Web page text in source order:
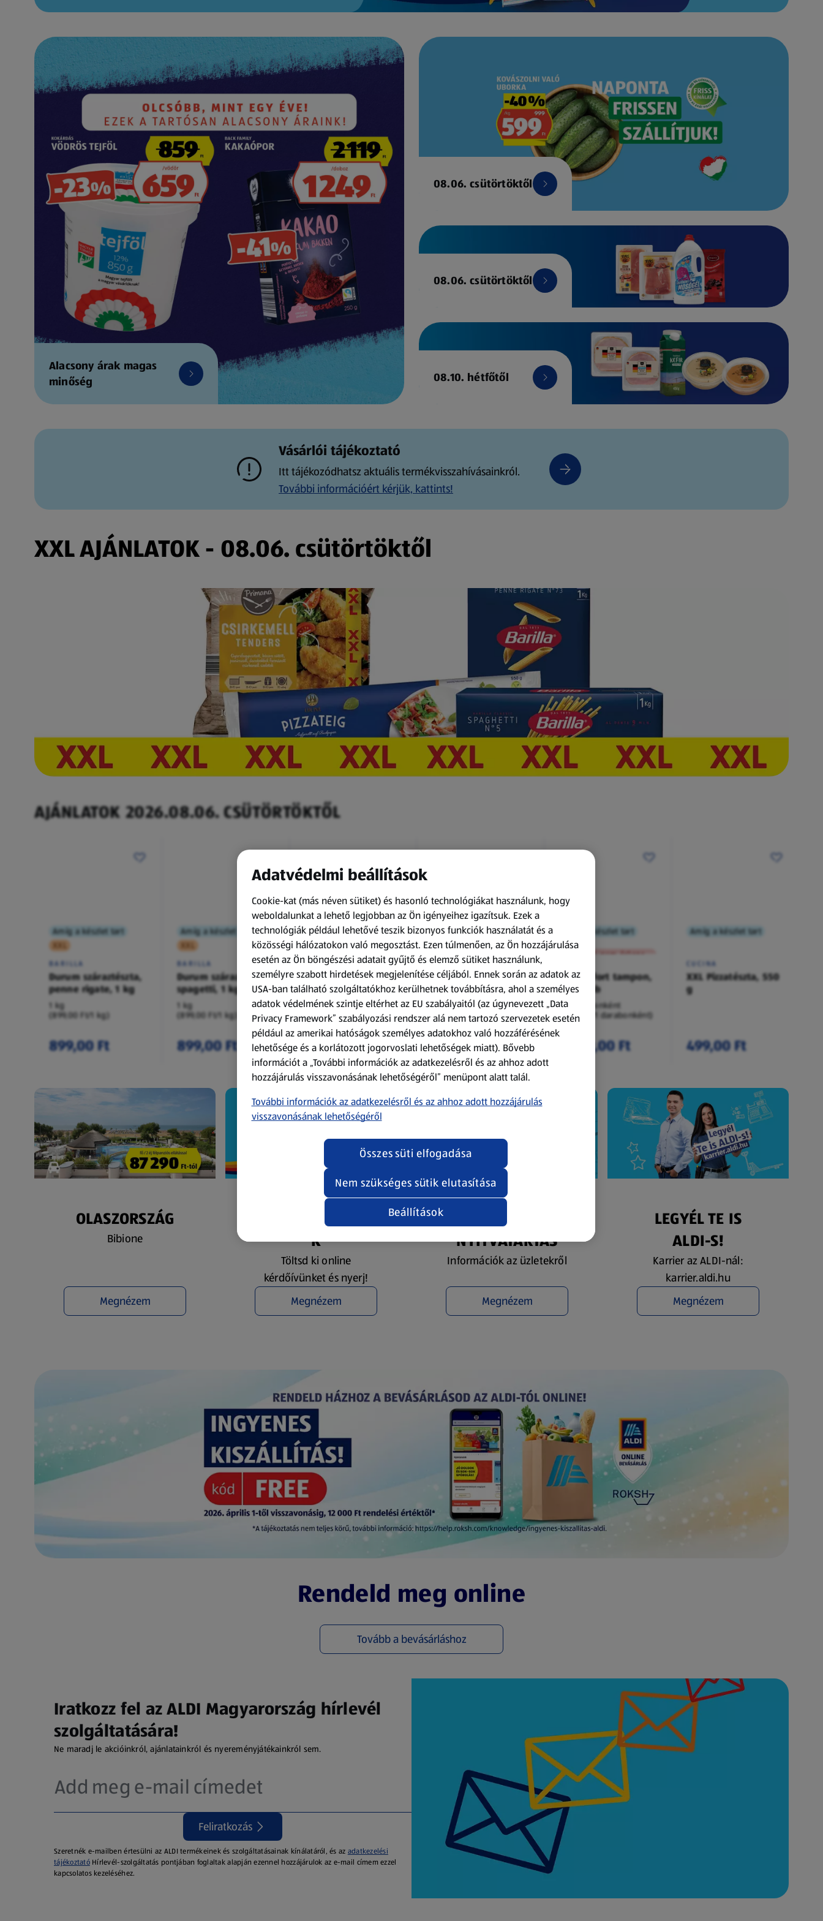
Alacsony árak magas
minőség
08.06. csütörtöktől
08.06. csütörtöktől
08.10. hétfőtől
Vásárlói tájékoztató
Itt tájékozódhatsz aktuális termékvisszahívásainkról.
További információért kérjük, kattints!
XXL AJÁNLATOK - 08.06. csütörtöktől
AJÁNLATOK 2026.08.06. CSÜTÖRTÖKTŐL
Amíg a készlet tart
XXL
BARILLA
Durum száraztészta,
penne rigate, 1 kg
1 kg
(899,00 Ft/1 kg)
899,00 Ft
Amíg a készlet tart
XXL
BARILLA
Durum száraztészta,
spagetti, 1 kg
1 kg
(899,00 Ft/1 kg)
899,00 Ft
Amíg a készlet tart
XXL
ACTIMEL
Actimel joghurtital, 8
palack
0,8 kg
(1 186,25 Ft/1 kg)
949,00 Ft
Amíg a készlet tart
XXL
O.B.
Procomfort tampon,
64 darab
64 darabonként
(59,36 Ft/1 darabonként)
3 799,00 Ft
Amíg a készlet tart
XXL
A termék nem érkezett meg!
Procomfort tampon,
54 darab
54 darabonként
(62,94 Ft/1 darabonként)
3 399,00 Ft
Amíg a készlet tart
CUCINA
XXL Pizzatészta, 550
g
499,00 Ft
OLASZORSZÁG
Bibione
Megnézem
NYEREMÉNYJÁTÉ
K
Töltsd ki online
kérdőívünket és nyerj!
Megnézem
ÜZLETKERESŐ ÉS
NYITVATARTÁS
Információk az üzletekről
Megnézem
LEGYÉL TE IS
ALDI-S!
Karrier az ALDI-nál:
karrier.aldi.hu
Megnézem
(új oldalon nyílik meg)
Rendeld meg online
Tovább a bevásárláshoz
(új oldalon nyílik meg)
Iratkozz fel az ALDI Magyarország hírlevél
szolgáltatására!
Ne maradj le akcióinkról, ajánlatainkról és nyereményjátékainkról sem.
Feliratkozás
Szeretnék e-mailben értesülni az ALDI termékeinek és szolgáltatásainak kínálatáról, és az adatkezelési
tájékoztatóHírlevél-szolgáltatás pontjában foglaltak alapján ezennel hozzájárulok az e-mail címem ezzel
kapcsolatos kezeléséhez.
Adatvédelmi beállítások
Cookie-kat (más néven sütiket) és hasonló technológiákat használunk, hogy
weboldalunkat a lehető legjobban az Ön igényeihez igazítsuk. Ezek a
technológiák például lehetővé teszik bizonyos funkciók használatát és a
közösségi hálózatokon való megosztást. Ezen túlmenően, az Ön hozzájárulása
esetén az Ön böngészési adatait gyűjtő és elemző sütiket használunk,
személyre szabott hirdetések megjelenítése céljából. Ennek során az adatok az
USA-ban található szolgáltatókhoz kerülhetnek továbbításra, ahol a személyes
adatok védelmének szintje eltérhet az EU szabályaitól (az úgynevezett „Data
Privacy Framework” szabályozási rendszer alá nem tartozó szervezetek esetén
például az amerikai hatóságok személyes adatokhoz való hozzáférésének
lehetősége és a korlátozott jogorvoslati lehetőségek miatt). Bővebb
információt a „További információk az adatkezelésről és az ahhoz adott
hozzájárulás visszavonásának lehetőségéről” menüpont alatt talál.
További információk az adatkezelésről és az ahhoz adott hozzájárulás
visszavonásának lehetőségéről
Beállítások
Nem szükséges sütik elutasítása
Összes süti elfogadása